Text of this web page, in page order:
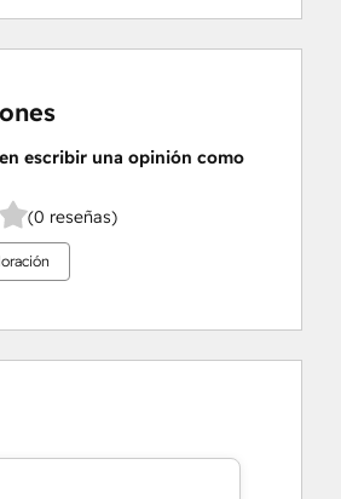
escribir una opinión como
(0 reseñas)